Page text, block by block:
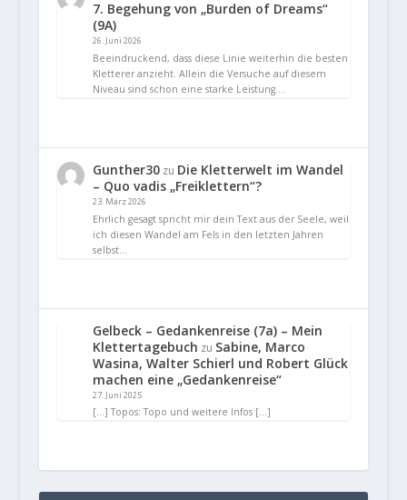
7. Begehung von „Burden of Dreams“
(9A)
26. Juni 2026
Beeindruckend, dass diese Linie weiterhin die besten
Kletterer anzieht. Allein die Versuche auf diesem
Niveau sind schon eine starke Leistung.…
Gunther30zu Die Kletterwelt im Wandel
– Quo vadis „Freiklettern“?
23. März 2026
Ehrlich gesagt spricht mir dein Text aus der Seele, weil
ich diesen Wandel am Fels in den letzten Jahren
selbst…
Gelbeck – Gedankenreise (7a) – Mein
Klettertagebuch zu Sabine, Marco
Wasina, Walter Schierl und Robert Glück
machen eine „Gedankenreise“
27. Juni 2025
[…] Topos: Topo und weitere Infos […]